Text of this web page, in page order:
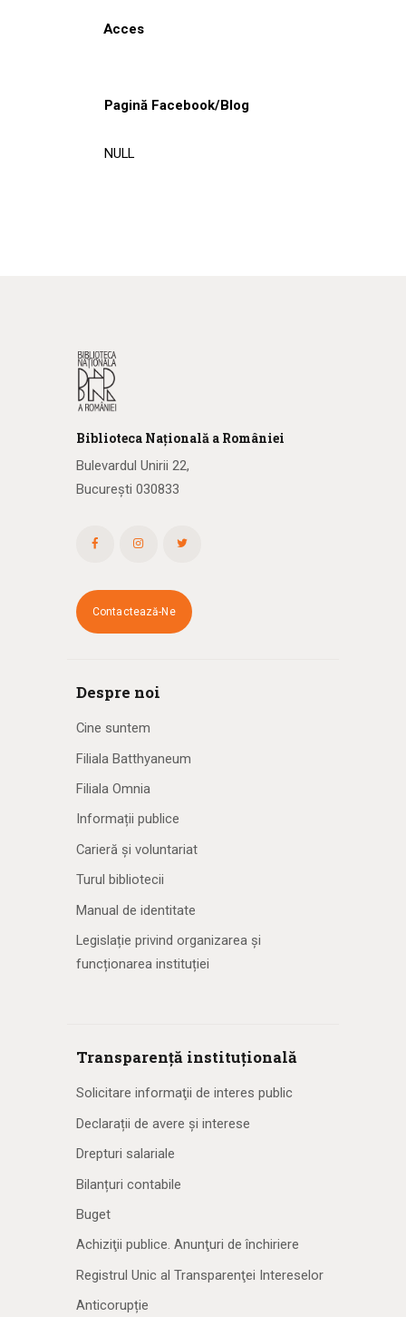
Acces
Pagină Facebook/Blog
NULL
Biblioteca Națională a României
Bulevardul Unirii 22,
București 030833
Contactează-Ne
Despre noi
Cine suntem
Filiala Batthyaneum
Filiala Omnia
Informații publice
Carieră și voluntariat
Turul bibliotecii
Manual de identitate
Legislație privind organizarea și
funcționarea instituției
Transparență instituțională
Solicitare informaţii de interes public
Declarații de avere și interese
Drepturi salariale
Bilanțuri contabile
Buget
Achiziţii publice. Anunţuri de închiriere
Registrul Unic al Transparenţei Intereselor
Anticorupție